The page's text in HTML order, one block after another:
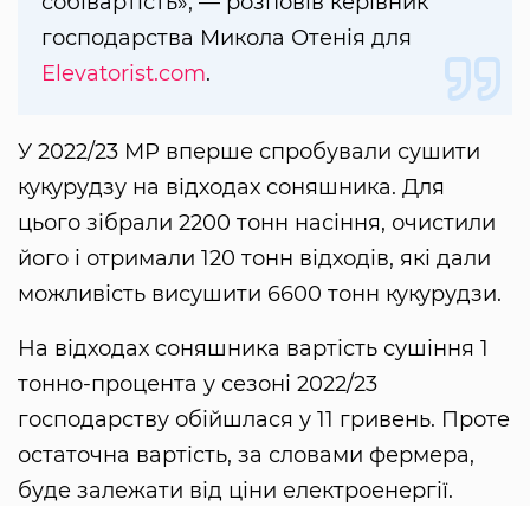
господарства Микола Отенія для
Elevatorist.com.
У 2022/23 МР вперше спробували сушити
кукурудзу на відходах соняшника. Для
цього зібрали 2200 тонн насіння, очистили
його і отримали 120 тонн відходів, які дали
можливість висушити 6600 тонн кукурудзи.
На відходах соняшника вартість сушіння 1
тонно-процента у сезоні 2022/23
господарству обійшлася у 11 гривень. Проте
остаточна вартість, за словами фермера,
буде залежати від ціни електроенергії.